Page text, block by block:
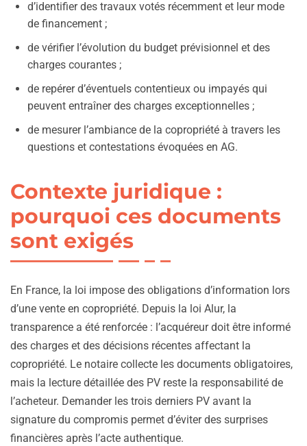
d’identifier des travaux votés récemment et leur mode
de financement ;
de vérifier l’évolution du budget prévisionnel et des
charges courantes ;
de repérer d’éventuels contentieux ou impayés qui
peuvent entraîner des charges exceptionnelles ;
de mesurer l’ambiance de la copropriété à travers les
questions et contestations évoquées en AG.
Contexte juridique :
pourquoi ces documents
sont exigés
En France, la loi impose des obligations d’information lors
d’une vente en copropriété. Depuis la loi Alur, la
transparence a été renforcée : l’acquéreur doit être informé
des charges et des décisions récentes affectant la
copropriété. Le notaire collecte les documents obligatoires,
mais la lecture détaillée des PV reste la responsabilité de
l’acheteur. Demander les trois derniers PV avant la
signature du compromis permet d’éviter des surprises
financières après l’acte authentique.